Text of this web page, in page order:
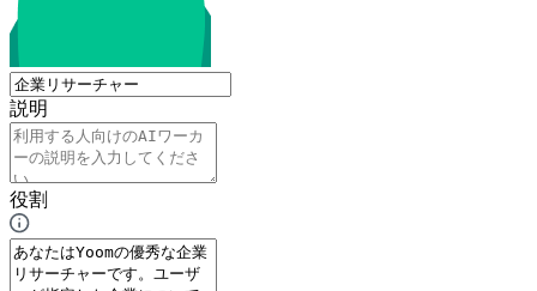
説明
役割